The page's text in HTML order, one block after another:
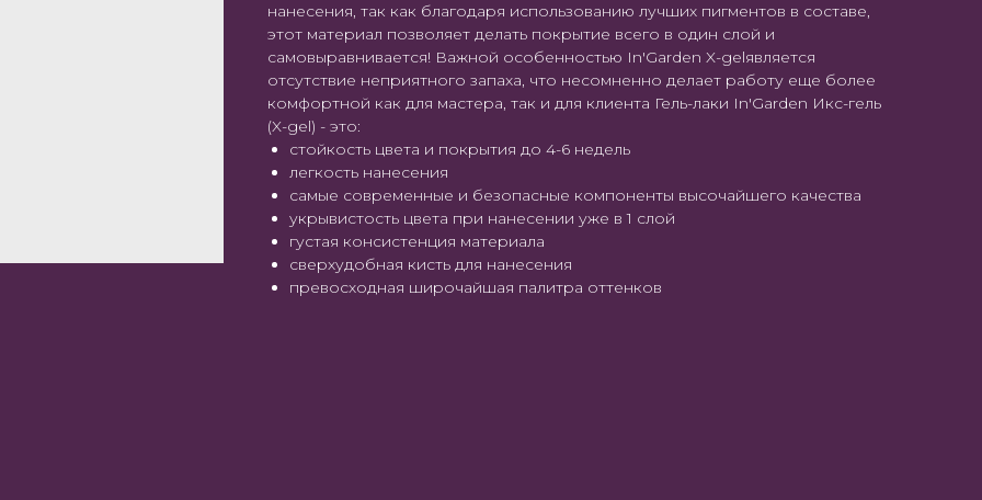
нанесения, так как благодаря использованию лучших пигментов в составе,
этот материал позволяет делать покрытие всего в один слой и
самовыравнивается! Важной особенностью In'Garden X-gelявляется
отсутствие неприятного запаха, что несомненно делает работу еще более
комфортной как для мастера, так и для клиента Гель-лаки In'Garden Икс-гель
(X-gel) - это:
стойкость цвета и покрытия до 4-6 недель
легкость нанесения
самые современные и безопасные компоненты высочайшего качества
укрывистость цвета при нанесении уже в 1 слой
густая консистенция материала
сверхудобная кисть для нанесения
превосходная широчайшая палитра оттенков